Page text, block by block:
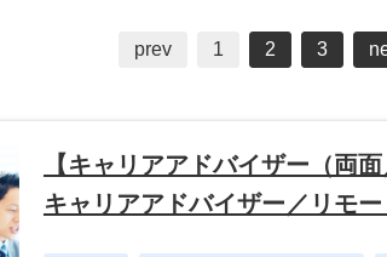
prev 1 2 3
【キャリアアドバイザー（両
キャリアアドバイザー／リモ